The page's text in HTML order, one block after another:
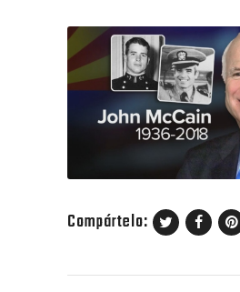
Compártelo: